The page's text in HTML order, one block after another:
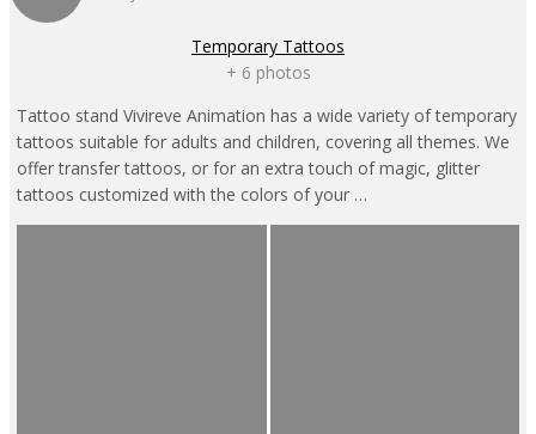
Temporary Tattoos
+ 6 photos
Tattoo stand Vivireve Animation has a wide variety of temporary
tattoos suitable for adults and children, covering all themes. We
offer transfer tattoos, or for an extra touch of magic, glitter
tattoos customized with the colors of your …